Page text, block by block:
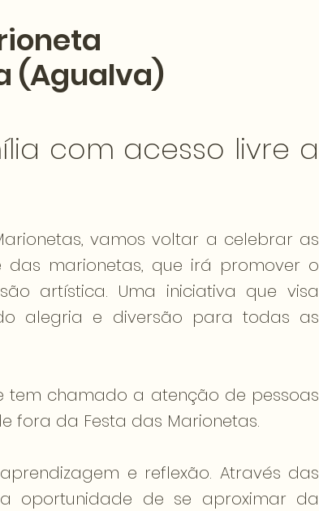
(Agualva)
com acesso livre a
vamos voltar a celebrar as
marionetas, que irá promover o
artística. Uma iniciativa que visa
alegria e diversão para todas as
tem chamado a atenção de pessoas
fora da Festa das Marionetas.
e reflexão. Através das
oportunidade de se aproximar da